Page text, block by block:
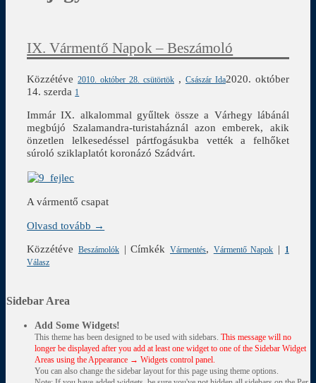
IX. Vármentő Napok – Beszámoló
Közzétéve2010. október 28. csütörtök , Császár Ida2020. október
14. szerda 1
Immár IX. alkalommal gyűltek össze a Várhegy lábánál
megbújó Szalamandra-turistaháznál azon emberek, akik
önzetlen lelkesedéssel pártfogásukba vették a felhőket
súroló sziklaplatót koronázó Szádvárt.
A vármentő csapat
Olvasd tovább →
Közzétéve
Beszámolók|Címkék Vármentés, Vármentő Napok |
1
Válasz
Sidebar Area
Add Some Widgets!
This theme has been designed to be used with sidebars. This message will no
longer be displayed after you add at least one widget to one of the Sidebar Widget
Areas using the Appearance → Widgets control panel.
You can also change the sidebar layout for this page using theme options.